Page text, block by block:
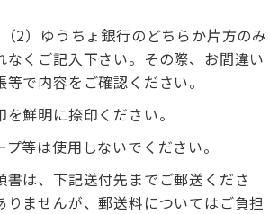
（2）ゆうちょ銀行のどちらか片方のみ
なくご記入下さい。その際、お間違い
で内容をご確認ください。
鮮明に捺印ください。
等は使用しないでください。
書は、下記送付先までご郵送くださ
りませんが、郵送料についてはご負担